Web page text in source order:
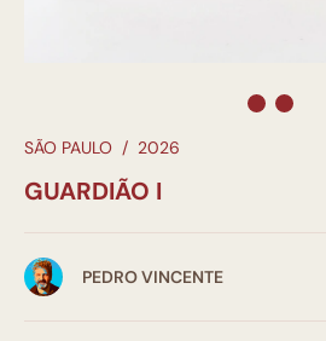
SÃO PAULO / 2026
GUARDIÃO I
PEDRO VINCENTE